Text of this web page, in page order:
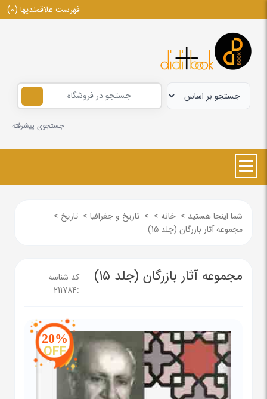
فهرست علاقمندیها (0)
جستجوی پیشرفته
شما اینجا هستید > خانه >
> تاریخ و جغرافیا > تاریخ >
مجموعه آثار بازرگان (جلد 15)
مجموعه آثار بازرگان (جلد 15)
کد شناسه
:
211784
20%
OFF